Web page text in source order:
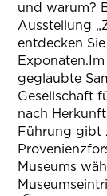
und warum?
Ausstellung
entdecken
geglaubte
Gesellschaft
nach
Führung gibt
Museums